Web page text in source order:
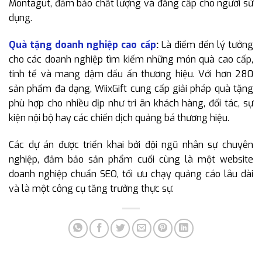
Montagut, đảm bảo chất lượng và đẳng cấp cho người sử
dụng.
Quà tặng doanh nghiệp cao cấp:Là điểm đến lý tưởng
cho các doanh nghiệp tìm kiếm những món quà cao cấp,
tinh tế và mang đậm dấu ấn thương hiệu. Với hơn 280
sản phẩm đa dạng, WiixGift cung cấp giải pháp quà tặng
phù hợp cho nhiều dịp như tri ân khách hàng, đối tác, sự
kiện nội bộ hay các chiến dịch quảng bá thương hiệu.
Các dự án được triển khai bởi đội ngũ nhân sự chuyên
nghiệp, đảm bảo sản phẩm cuối cùng là một website
doanh nghiệp chuẩn SEO, tối ưu chạy quảng cáo lâu dài
và là một công cụ tăng trưởng thực sự.